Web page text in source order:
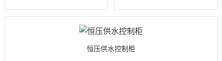
恒压供水控制柜